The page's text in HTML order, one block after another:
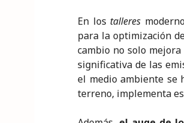
En lostalleres
para la optimización
cambio no solo
significativa de las
el medio ambiente se
terreno, implementa